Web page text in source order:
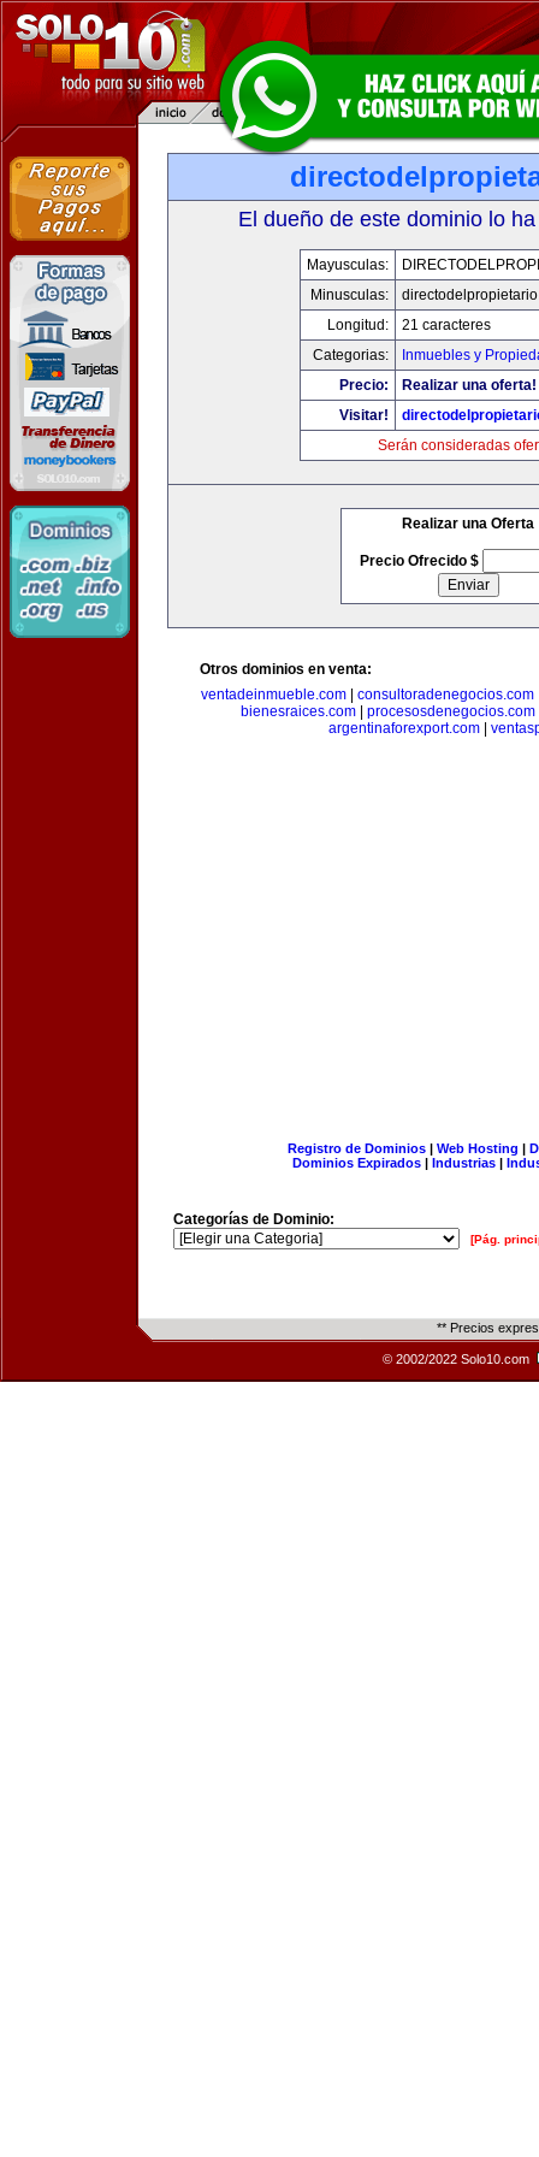
El dueño de este dominio lo
Mayusculas:
Minusculas:
Longitud:
21 caracteres
Categorias:
Inmuebles y
Precio:
Realizar una oferta!
Visitar!
Serán consideradas
Realizar una Oferta
Precio Ofrecido $
Otros dominios en venta:
ventadeinmueble.com| consultoradenegocios.com
bienesraices.com
procesosdenegocios.com
argentinaforexport.com|
Registro de Dominios| Web Hosting |
Dominios Expirados | Industrias |
Categorías de Dominio:
[Pág.
** Precios
© 2002/2022 Solo10.com